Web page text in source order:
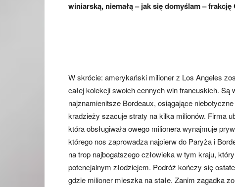
winiarską, niemałą – jak się domyślam –
W skrócie: amerykański milioner z Los Angeles
całej kolekcji swoich cennych win francuskich. Są
najznamienitsze Bordeaux, osiągające
kradzieży szacuje straty na kilka milionów. Firma
która obsługiwała owego milionera wynajmuje
którego nos zaprowadza najpierw do Paryża i
na trop najbogatszego człowieka w tym kraju,
potencjalnym złodziejem. Podróż kończy się
gdzie milioner mieszka na stałe. Zanim zagadka